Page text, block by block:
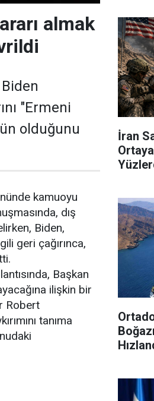
almak
"Ermeni
olduğunu
kamuoyu
dış
Biden,
geri çağırınca,
Başkan
ilişkin bir
Robert
tanıma
İran